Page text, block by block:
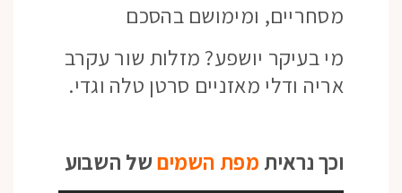
מסחריים, ומימושם בהסכם
מי בעיקר יושפע? מזלות שור עקרב
אריה ודלי מאזניים סרטן טלה וגדי.
וכך נראית מפת השמיםשל השבוע